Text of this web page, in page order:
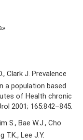
Clark J. Prevalence
population based
of Health chronic
2001; 165:842–845.
S., Bae W.J., Cho
T.K., Lee J.Y.